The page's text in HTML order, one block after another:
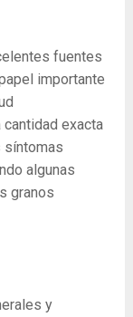
fuentes
importante
exacta
síntomas
algunas
granos
y